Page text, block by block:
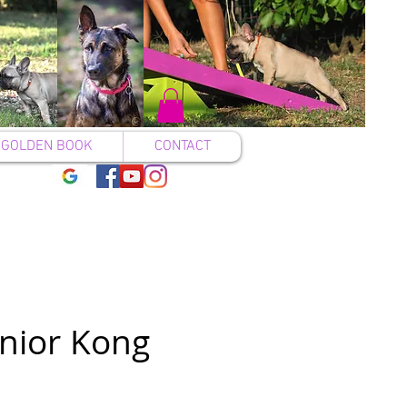
GOLDEN BOOK CONTACT
Kong